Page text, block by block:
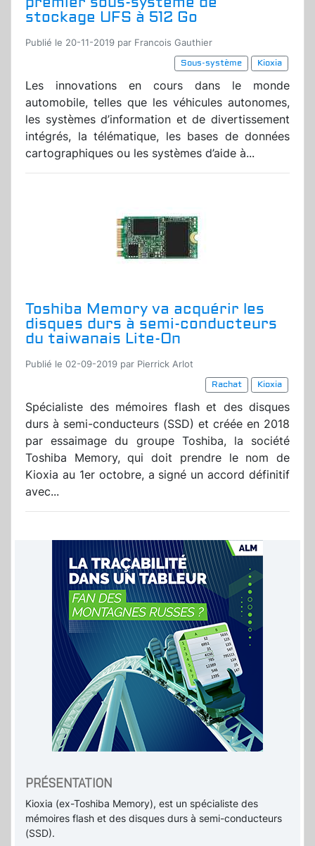
stockage UFS à 512 Go
Publié le 20-11-2019 par Francois Gauthier
Sous-système
Kioxia
Les innovations en cours dans le monde
automobile, telles que les véhicules autonomes,
les systèmes d’information et de divertissement
intégrés, la télématique, les bases de données
cartographiques ou les systèmes d’aide à...
Toshiba Memory va acquérir les
disques durs à semi-conducteurs
du taiwanais Lite-On
Publié le 02-09-2019 par Pierrick Arlot
Rachat
Kioxia
Spécialiste des mémoires flash et des disques
durs à semi-conducteurs (SSD) et créée en 2018
par essaimage du groupe Toshiba, la société
Toshiba Memory, qui doit prendre le nom de
Kioxia au 1er octobre, a signé un accord définitif
avec...
PRÉSENTATION
Kioxia (ex-Toshiba Memory), est un spécialiste des
mémoires flash et des disques durs à semi-conducteurs
(SSD).